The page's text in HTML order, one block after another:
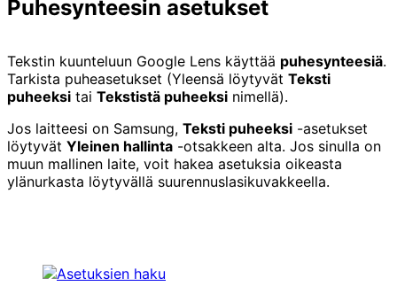
Puhesynteesin asetukset
Tekstin kuunteluun Google Lens käyttää puhesynteesiä.
Tarkista puheasetukset (Yleensä löytyvät Teksti
puheeksi tai Tekstistä puheeksi nimellä).
Jos laitteesi on Samsung, Teksti puheeksi -asetukset
löytyvät Yleinen hallinta -otsakkeen alta. Jos sinulla on
muun mallinen laite, voit hakea asetuksia oikeasta
ylänurkasta löytyvällä suurennuslasikuvakkeella.